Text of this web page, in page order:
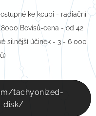
ke koupi - radiační
Bovisů-cena - od 42
silnější účinek - 3 - 6 000
tachyonized-
disk/